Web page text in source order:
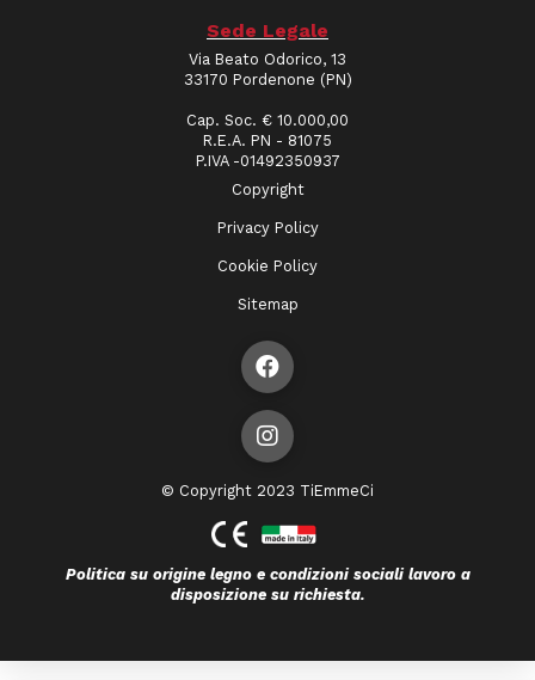
Sede Legale
Via Beato Odorico, 13
33170 Pordenone (PN)
Cap. Soc. € 10.000,00
R.E.A. PN - 81075
P.IVA -01492350937
Copyright
Privacy Policy
Cookie Policy
Sitemap
© Copyright 2023 TiEmmeCi
Politica su origine legno e condizioni sociali lavoro a
disposizione su richiesta.